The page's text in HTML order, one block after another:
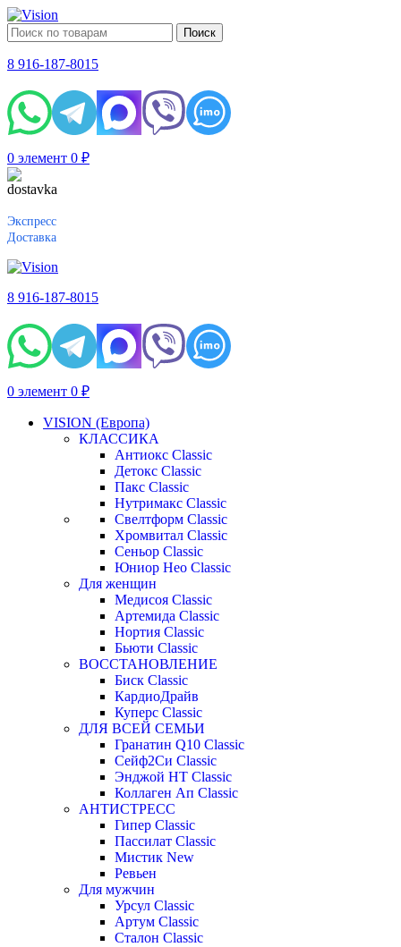
Поиск
8 916-187-8015
0 элемент 0 ₽
Экспресс
Доставка
8 916-187-8015
0 элемент 0 ₽
VISION (Европа)
КЛАССИКА
Антиокс Classic
Детокс Classic
Пакс Classic
Нутримакс Classic
Свелтформ Classic
Хромвитал Classic
Сеньор Classic
Юниор Нео Classic
Для женщин
Медисоя Classic
Артемида Classic
Нортия Classic
Бьюти Classic
ВОССТАНОВЛЕНИЕ
Биск Classic
КардиоДрайв
Куперс Classic
ДЛЯ ВСЕЙ СЕМЬИ
Гранатин Q10 Classic
Сейф2Си Classic
Энджой НТ Classic
Коллаген Ап Classic
АНТИСТРЕСС
Гипер Classic
Пассилат Classic
Мистик New
Ревьен
Для мужчин
Урсул Classic
Артум Classic
Сталон Classic